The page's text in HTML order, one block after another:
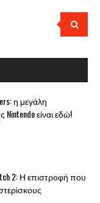
η μεγάλη
Nintendo είναι εδώ!
2: Η επιστροφή που